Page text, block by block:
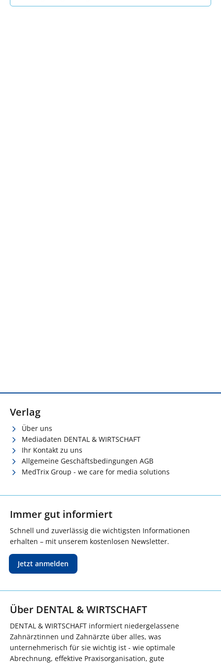
Verlag
Über uns
Mediadaten DENTAL & WIRTSCHAFT
Ihr Kontakt zu uns
Allgemeine Geschäftsbedingungen AGB
MedTrix Group - we care for media solutions
Immer gut informiert
Schnell und zuverlässig die wichtigsten Informationen
erhalten – mit unserem kostenlosen Newsletter.
Jetzt anmelden
Über DENTAL & WIRTSCHAFT
DENTAL & WIRTSCHAFT informiert niedergelassene
Zahnärztinnen und Zahnärzte über alles, was
unternehmerisch für sie wichtig ist - wie optimale
Abrechnung, effektive Praxisorganisation, gute